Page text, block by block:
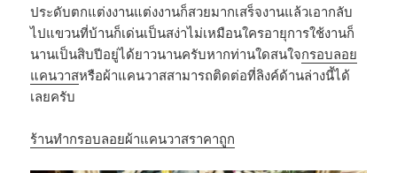
ประดับตกแต่งงานแต่งงานก็สวยมากเสร็จงานแล้วเอากลับ
ไปแขวนที่บ้านก็เด่นเป็นสง่าไม่เหมือนใครอายุการใช้งานก็
นานเป็นสิบปีอยู่ได้ยาวนานครับหากท่านใดสนใจกรอบลอย
แคนวาสหรือผ้าแคนวาสสามารถติดต่อที่ลิงค์ด้านล่างนี้ได้
เลยครับ
ร้านทำกรอบลอยผ้าแคนวาสราคาถูก